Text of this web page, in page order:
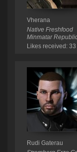
Vherana
Native Freshfood
Minmatar
Likes received: 33
Rudi Gaterau